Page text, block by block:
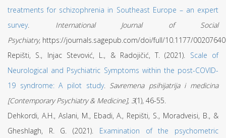
treatments for schizophrenia in Southeast Europe – an expert
survey. International Journal of Social
Psychiatry, https://journals.sagepub.com/doi/full/10.1177/
Repišti, S., Injac Stevović, L., & Radojičić, T. (2021). Scale of
Neurological and Psychiatric Symptoms within the post-COVID-
19 syndrome: A pilot study. Savremena psihijatrija i medicina
[Contemporary Psychiatry & Medicine], 3(1), 46-55.
Dehkordi, A.H., Aslani, M., Ebadi, A., Repišti, S., Moradveisi, B., &
Gheshlagh, R. G. (2021). Examination of the psychometric